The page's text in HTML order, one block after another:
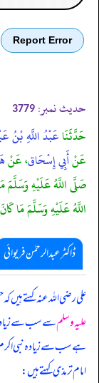
Report Error
حدیث نمبر: 3779
حَدَّثَنَاعَبْدُ اللَّهِ بْنُ
عَنْأَبِي إِسْحَاق، عَنْ
صَلَّى اللَّهُ عَلَيْهِ وَسَلَّمَ
اللَّهُ عَلَيْهِ وَسَلَّمَ
ڈاکٹر عبدالرحمٰن فریوائی
علی رضی الله عنہ کہتے ہیں کہ
علیہ وسلمسے سب سے زیادہ
ہے سب سے زیادہ نبی
امام ترمذی کہتے ہیں: